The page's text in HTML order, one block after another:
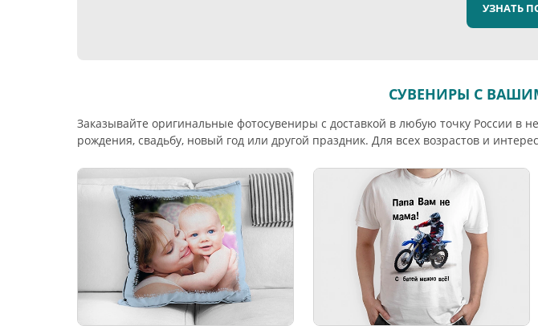
УЗНАТЬ
СУВЕНИРЫ С
Заказывайте оригинальные фотосувениры с доставкой в любую точку России
рождения, свадьбу, новый год или другой праздник. Для всех возрастов и